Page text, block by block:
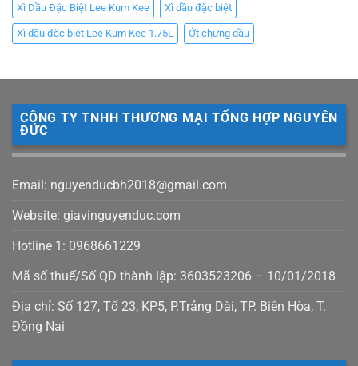
Xì Dầu Đặc Biệt Lee Kum Kee Xì dầu đặc biệt
Xì dầu đặc biệt Lee Kum Kee 1.75L Ớt chưng dầu
CÔNG TY TNHH THƯƠNG MẠI TỔNG HỢP NGUYÊN
ĐỨC
Email: nguyenducbh2018@gmail.com
Website: giavinguyenduc.com
Hotline 1: 0968661229
Mã số thuế/Số QĐ thành lập: 3603523206 – 10/01/2018
Địa chỉ: Số 127, Tổ 23, KP5, P.Trảng Dài, TP. Biên Hòa, T.
Đồng Nai